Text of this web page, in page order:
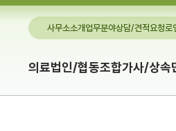
사무소소개 업무분야상담/견적요청로
의료법인/협동조합가사/상속